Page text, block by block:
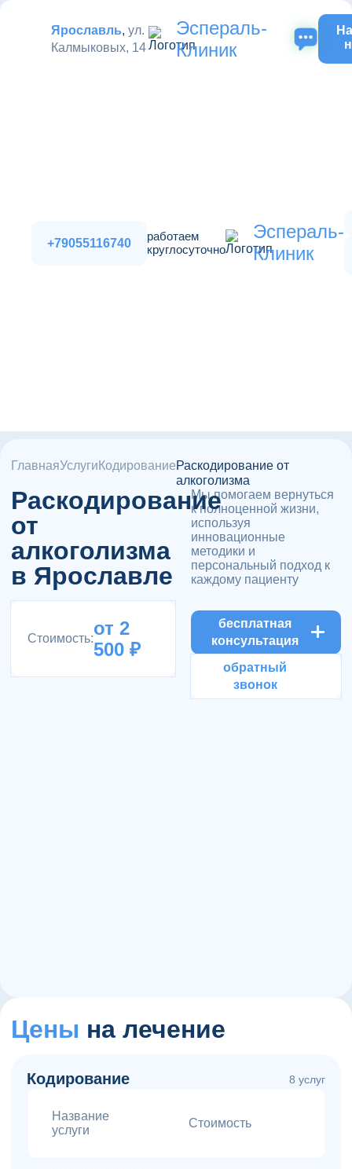
Ярославль,ул.
Калмыковых, 14
Эспераль-
Клиник
+79055116740
работаем
круглосуточно
Эспераль-
Клиник
ГлавнаяУслуги КодированиеРаскодирование от
алкоголизма
Раскодирование
от
алкоголизма
в Ярославле
Стоимость:от 2
500 ₽
Мы помогаем вернуться
к полноценной жизни,
используя
инновационные
методики и
персональный подход к
каждому пациенту
бесплатная
консультация
обратный
звонок
Цены на лечение
Кодирование 8 услуг
Название
услуги
Стоимость